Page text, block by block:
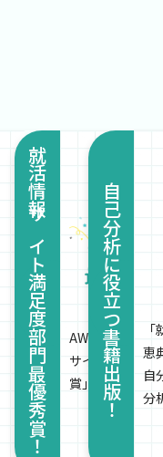
就活情報サイト満足度部門最優秀賞！
みんなのキ
AWARDにて、
サイト 満足度
賞」を2年連続
自己分析に役立つ書籍出版！
恵
自
分